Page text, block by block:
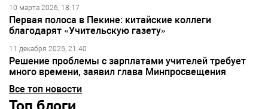
10 марта 2026, 18:17
Первая полоса в Пекине: китайские коллеги
благодарят «Учительскую газету»
11 декабря 2025, 21:40
Решение проблемы с зарплатами учителей требует
много времени, заявил глава Минпросвещения
Все топ новости
Топ блоги